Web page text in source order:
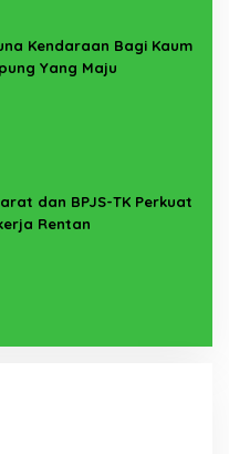
Kendaraan Bagi Kaum
Yang Maju
dan BPJS-TK Perkuat
Rentan